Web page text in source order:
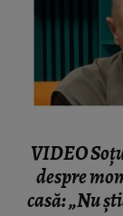
VIDEO
despre
casă: „Nu